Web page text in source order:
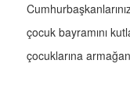
çocuk bayramını
çocuklarına